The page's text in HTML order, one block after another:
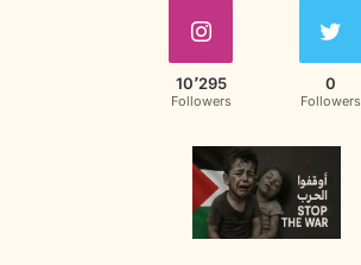
0
Followers
10٬295
Followers